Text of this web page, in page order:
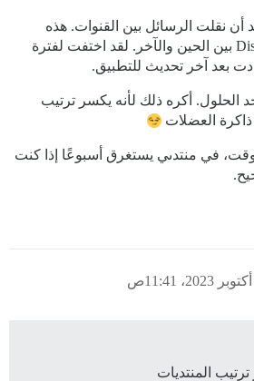
نقلت الرسائل بين القنوات. هذه
مشكلة تزعج DiscourseHub بين الحين والآخر. لقد اختفت لفترة
بعد آخر تحديث للتطبيق.
الحلول. أكره ذلك لأنه يكسر ترتيب
ذاكرة العضلات
في منتدىي يستغرق أسبوعًا إذا كنت
ترتيب المنتديات